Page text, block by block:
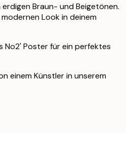
Braun- und Beigetönen.
Look in deinem
No2' Poster für ein perfektes
einem Künstler in unserem